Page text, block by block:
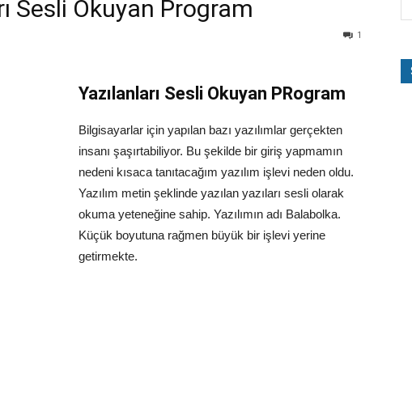
Sesli Okuyan Program
1
Yazılanları Sesli Okuyan PRogram
Bilgisayarlar için yapılan bazı yazılımlar gerçekten
insanı şaşırtabiliyor. Bu şekilde bir giriş yapmamın
nedeni kısaca tanıtacağım yazılım işlevi neden oldu.
Yazılım metin şeklinde yazılan yazıları sesli olarak
okuma yeteneğine sahip. Yazılımın adı Balabolka.
Küçük boyutuna rağmen büyük bir işlevi yerine
getirmekte.